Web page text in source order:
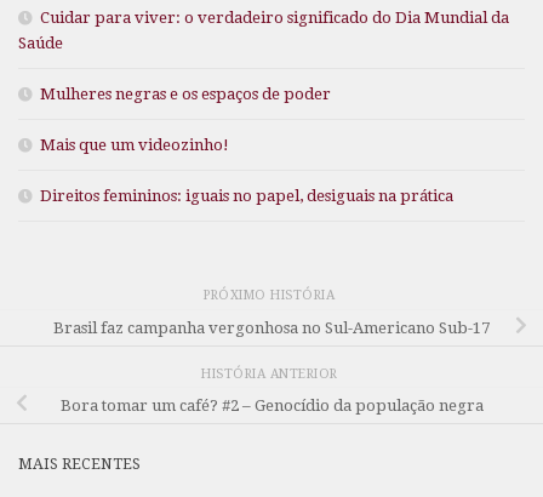
Cuidar para viver: o verdadeiro significado do Dia Mundial da
Saúde
Mulheres negras e os espaços de poder
Mais que um videozinho!
Direitos femininos: iguais no papel, desiguais na prática
PRÓXIMO HISTÓRIA
Brasil faz campanha vergonhosa no Sul-Americano Sub-17
HISTÓRIA ANTERIOR
Bora tomar um café? #2 – Genocídio da população negra
MAIS RECENTES